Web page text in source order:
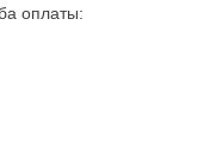
оплаты: